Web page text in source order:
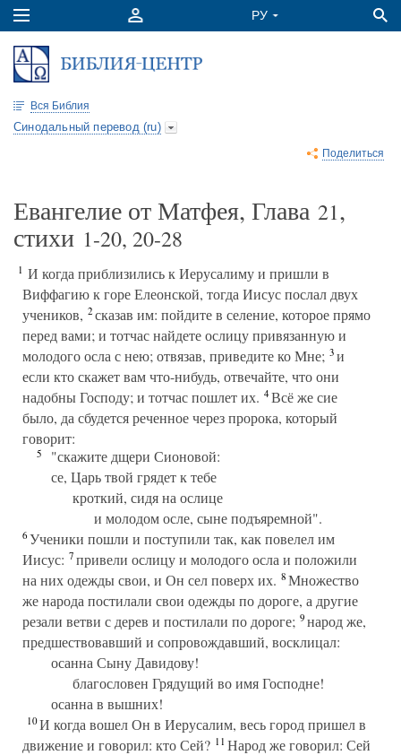
Вся Библия
Синодальный перевод (ru)
Поделиться
Евангелие от Матфея, Глава 21,
стихи 1-20, 20-28
1 И когда приблизились к Иерусалиму и пришли в
Виффагию к горе Елеонской, тогда Иисус послал двух
учеников, 2сказав им: пойдите в селение, которое прямо
перед вами; и тотчас найдете ослицу привязанную и
молодого осла с нею; отвязав, приведите ко Мне; 3и
если кто скажет вам что-нибудь, отвечайте, что они
надобны Господу; и тотчас пошлет их. 4Всё же сие
было, да сбудется реченное через пророка, который
говорит:
5
"скажите дщери Сионовой:
се, Царь твой грядет к тебе
кроткий, сидя на ослице
и молодом осле, сыне подъяремной".
6Ученики пошли и поступили так, как повелел им
Иисус: 7привели ослицу и молодого осла и положили
на них одежды свои, и Он сел поверх их. 8Множество
же народа постилали свои одежды по дороге, а другие
резали ветви с дерев и постилали по дороге; 9народ же,
предшествовавший и сопровождавший, восклицал:
осанна Сыну Давидову!
благословен Грядущий во имя Господне!
осанна в вышних!
10И когда вошел Он в Иерусалим, весь город пришел в
движение и говорил: кто Сей? 11Народ же говорил: Сей